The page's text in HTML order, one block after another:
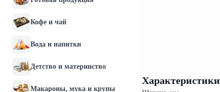
Кофе и чай
Вода и напитки
Детство и материнство
Макароны, мука и крупы
Характеристики